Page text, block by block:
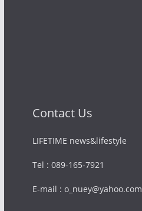
Contact Us
LIFETIME news&lifestyle
Tel : 089-165-7921
E-mail : o_nuey@yahoo.com